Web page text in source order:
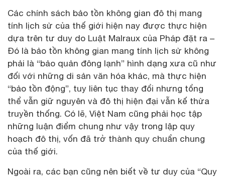
Các chính sách bảo tồn không gian đô thị mang
tính lịch sử của thế giới hiện nay được thực hiện
dựa trên tư duy do Luật Malraux của Pháp đặt ra –
Đó là bảo tồn không gian mang tính lịch sử không
phải là “bảo quản đông lạnh” hình dạng xưa cũ như
đối với những di sản văn hóa khác, mà thực hiện
“bảo tồn động”, tuy liên tục thay đổi nhưng tổng
thể vẫn giữ nguyên và đô thị hiện đại vẫn kế thừa
truyền thống. Có lẽ, Việt Nam cũng phải học tập
những luận điểm chung như vậy trong lập quy
hoạch đô thị, vốn đã trở thành quy chuẩn chung
của thế giới.
Ngoài ra, các bạn cũng nên biết về tư duy của “Quy